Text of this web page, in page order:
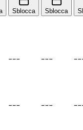
Sblocca Sblocca
--- --- --
--- --- --